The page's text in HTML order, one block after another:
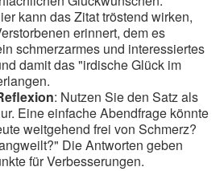
kann das Zitat tröstend wirken,
erinnert, dem es
schmerzarmes und interessiertes
damit das "irdische Glück im
: Nutzen Sie den Satz als
Eine einfache Abendfrage könnte
weitgehend frei von Schmerz?
Die Antworten geben
für Verbesserungen.